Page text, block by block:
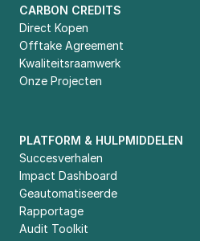
CARBON CREDITS
Direct Kopen
Offtake Agreement
Kwaliteitsraamwerk
Onze Projecten
PLATFORM & HULPMIDDELEN
Succesverhalen
Impact Dashboard
Geautomatiseerde
Rapportage
Audit Toolkit